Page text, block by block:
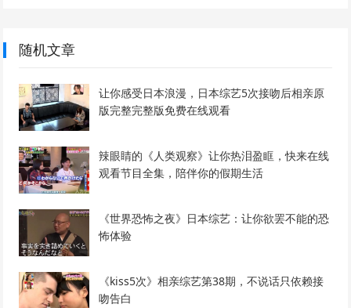
随机文章
让你感受日本浪漫，日本综艺5次接吻后相亲原
版完整完整版免费在线观看
辣眼睛的《人类观察》让你热泪盈眶，快来在线
观看节目全集，陪伴你的假期生活
《世界恐怖之夜》日本综艺：让你欲罢不能的恐
怖体验
《kiss5次》相亲综艺第38期，不说话只依赖接
吻告白